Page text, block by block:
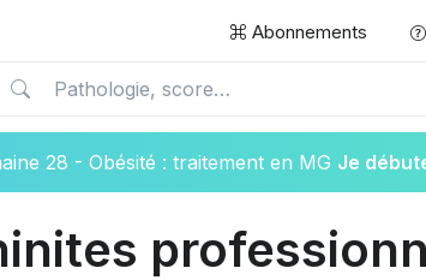
Abonnements
28 - Obésité : traitement en MG Je